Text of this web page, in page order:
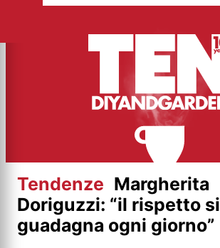
contenuto
Tendenze Margherita
Doriguzzi: “il rispetto si
guadagna ogni giorno”